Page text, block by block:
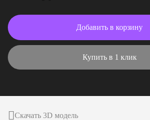
Добавить в корзину
Купить в 1 клик
Скачать 3D модель